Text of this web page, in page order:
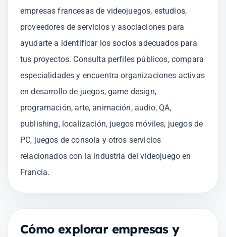
empresas francesas de videojuegos, estudios,
proveedores de servicios y asociaciones para
ayudarte a identificar los socios adecuados para
tus proyectos. Consulta perfiles públicos, compara
especialidades y encuentra organizaciones activas
en desarrollo de juegos, game design,
programación, arte, animación, audio, QA,
publishing, localización, juegos móviles, juegos de
PC, juegos de consola y otros servicios
relacionados con la industria del videojuego en
Francia.
Cómo explorar empresas y